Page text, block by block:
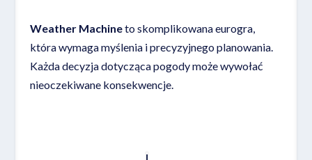
Weather Machineto skomplikowana eurogra,
która wymaga myślenia i precyzyjnego planowania.
Każda decyzja dotycząca pogody może wywołać
nieoczekiwane konsekwencje.